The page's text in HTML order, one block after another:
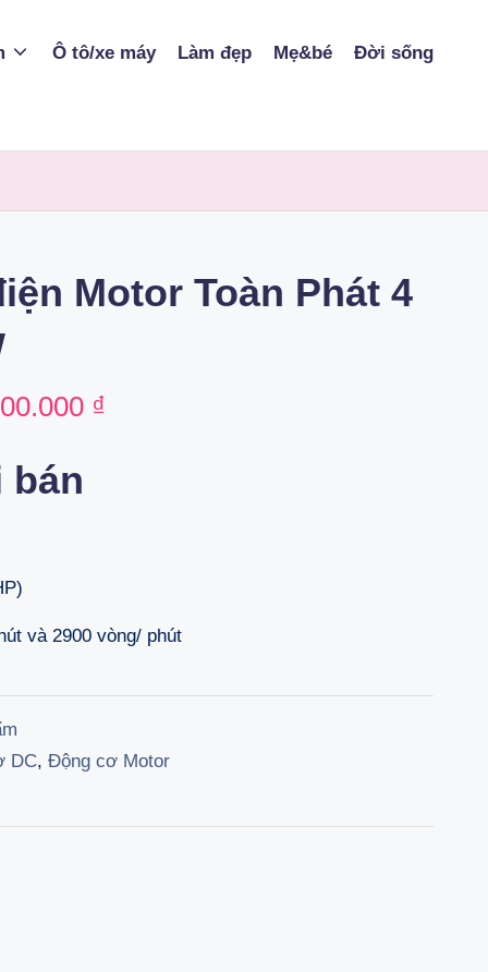
Ô tô/xe máy Làm đẹp Mẹ&bé Đời sống
Motor Toàn Phát 4
₫
và 2900 vòng/ phút
DC, Động cơ Motor